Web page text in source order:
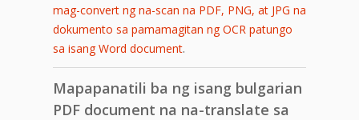
mag-convert ng na-scan na PDF, PNG, at JPG na
dokumento sa pamamagitan ng OCR patungo
sa isang Word document.
Mapapanatili ba ng isang bulgarian
PDF document na na-translate sa